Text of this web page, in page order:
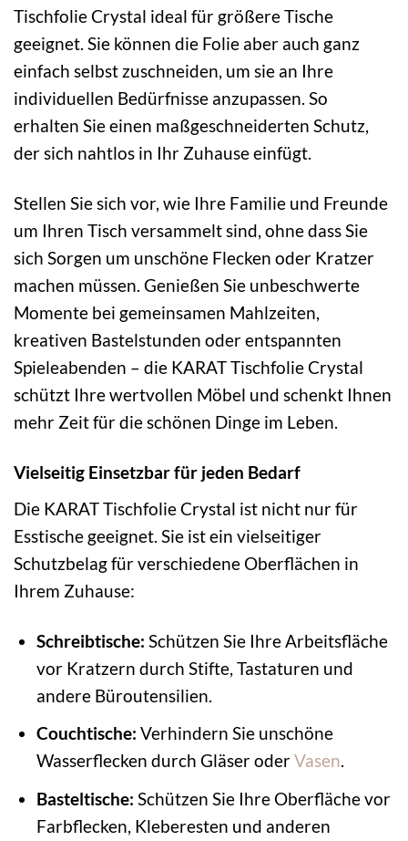
Tischfolie Crystal ideal für größere Tische
geeignet. Sie können die Folie aber auch ganz
einfach selbst zuschneiden, um sie an Ihre
individuellen Bedürfnisse anzupassen. So
erhalten Sie einen maßgeschneiderten Schutz,
der sich nahtlos in Ihr Zuhause einfügt.
Stellen Sie sich vor, wie Ihre Familie und Freunde
um Ihren Tisch versammelt sind, ohne dass Sie
sich Sorgen um unschöne Flecken oder Kratzer
machen müssen. Genießen Sie unbeschwerte
Momente bei gemeinsamen Mahlzeiten,
kreativen Bastelstunden oder entspannten
Spieleabenden – die KARAT Tischfolie Crystal
schützt Ihre wertvollen Möbel und schenkt Ihnen
mehr Zeit für die schönen Dinge im Leben.
Vielseitig Einsetzbar für jeden Bedarf
Die KARAT Tischfolie Crystal ist nicht nur für
Esstische geeignet. Sie ist ein vielseitiger
Schutzbelag für verschiedene Oberflächen in
Ihrem Zuhause:
Schreibtische: Schützen Sie Ihre Arbeitsfläche
vor Kratzern durch Stifte, Tastaturen und
andere Büroutensilien.
Couchtische: Verhindern Sie unschöne
Wasserflecken durch Gläser oderVasen.
Basteltische: Schützen Sie Ihre Oberfläche vor
Farbflecken, Kleberesten und anderen